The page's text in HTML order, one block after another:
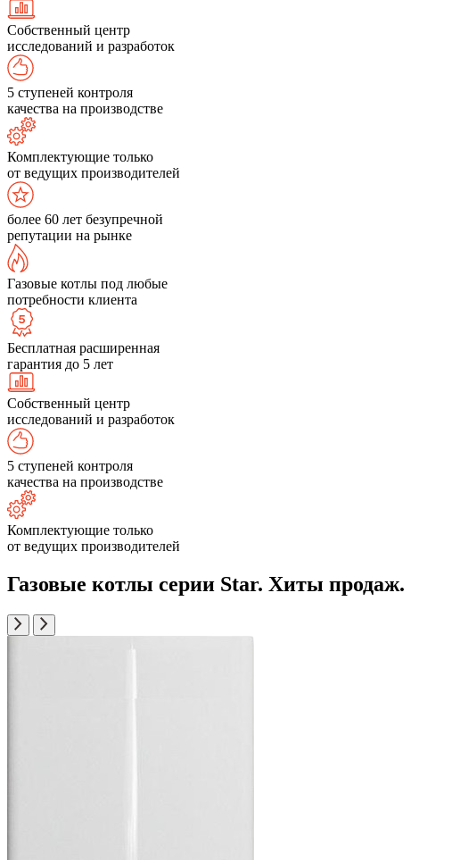
Собственный центр
исследований и разработок
5 ступеней контроля
качества на производстве
Комплектующие только
от ведущих производителей
более 60 лет безупречной
репутации на рынке
Газовые котлы под любые
потребности клиента
Бесплатная расширенная
гарантия до 5 лет
Собственный центр
исследований и разработок
5 ступеней контроля
качества на производстве
Комплектующие только
от ведущих производителей
Газовые котлы серии Star. Хиты продаж.